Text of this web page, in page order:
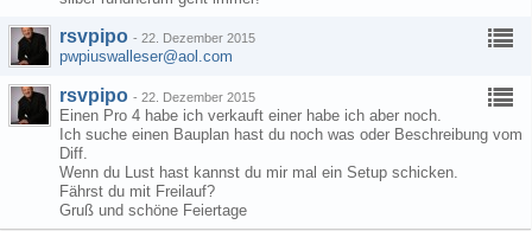
rsvpipo - 22. Dezember 2015
pwpiuswalleser@aol.com
rsvpipo - 22. Dezember 2015
Einen Pro 4 habe ich verkauft einer habe ich aber noch.
Ich suche einen Bauplan hast du noch was oder Beschreibung vom
Diff.
Wenn du Lust hast kannst du mir mal ein Setup schicken.
Fährst du mit Freilauf?
Gruß und schöne Feiertage